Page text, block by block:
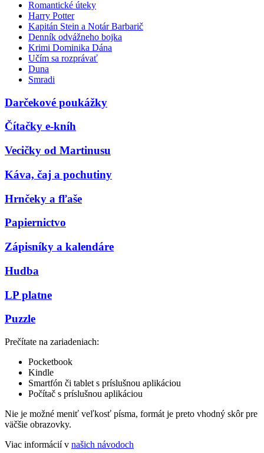
Romantické úteky
Harry Potter
Kapitán Stein a Notár Barbarič
Denník odvážneho bojka
Krimi Dominika Dána
Učím sa rozprávať
Duna
Smradi
Darčekové poukážky
Čítačky e-kníh
Vecičky od Martinusu
Káva, čaj a pochutiny
Hrnčeky a fľaše
Papiernictvo
Zápisníky a kalendáre
Hudba
LP platne
Puzzle
Prečítate na zariadeniach:
Pocketbook
Kindle
Smartfón či tablet s príslušnou aplikáciou
Počítač s príslušnou aplikáciou
Nie je možné meniť veľkosť písma, formát je preto vhodný skôr pre
väčšie obrazovky.
Viac informácií v našich návodoch